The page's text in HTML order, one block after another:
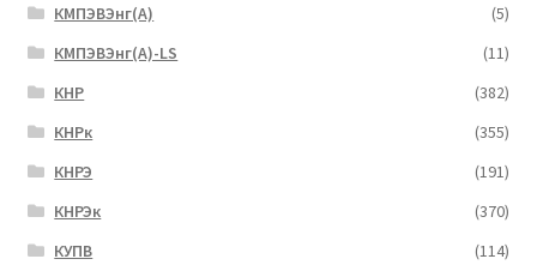
КМПЭВЭнг(А)
(5)
КМПЭВЭнг(А)-LS
(11)
КНР
(382)
КНРк
(355)
КНРЭ
(191)
КНРЭк
(370)
КУПВ
(114)